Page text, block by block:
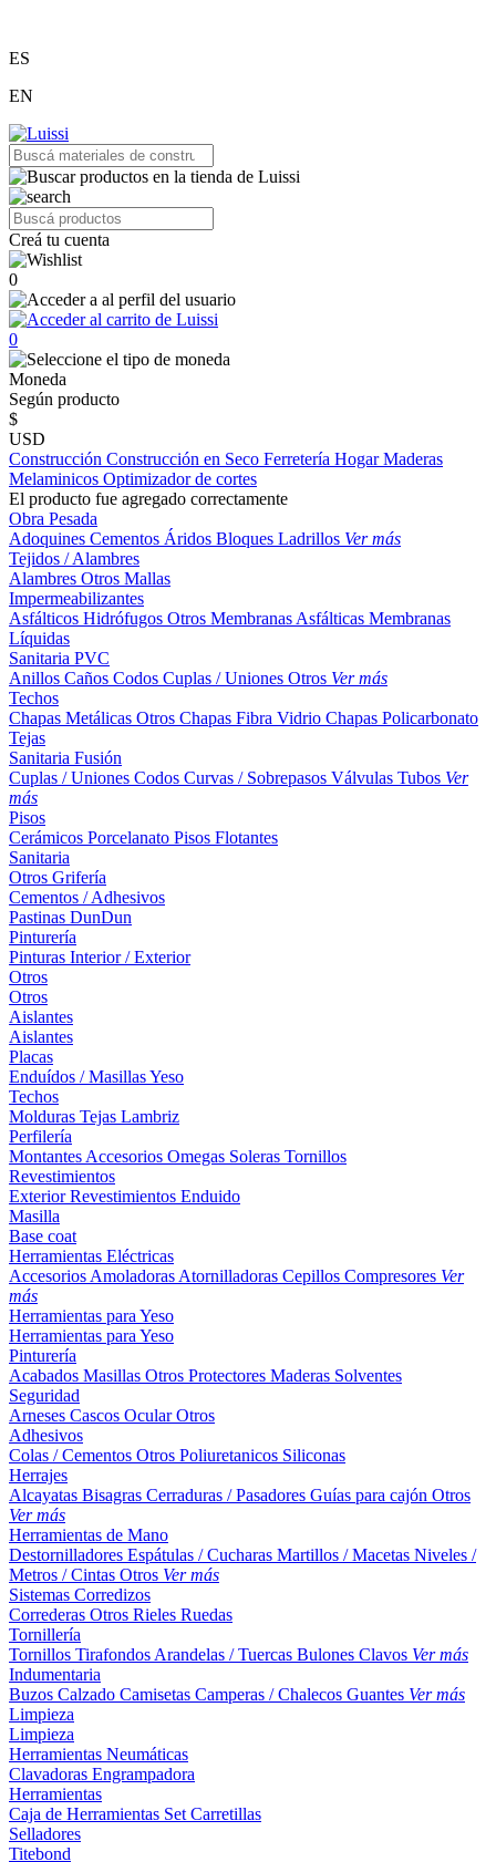
ES
EN
Creá tu cuenta
0
0
Moneda
Según producto
$
USD
Construcción Construcción en Seco Ferretería HogarMaderas
Melaminicos Optimizador de cortes
El producto fue agregado correctamente
Obra Pesada
Adoquines Cementos Áridos Bloques Ladrillos Ver más
Tejidos / Alambres
Alambres Otros Mallas
Impermeabilizantes
Asfálticos Hidrófugos Otros Membranas Asfálticas Membranas
Líquidas
Sanitaria PVC
Anillos Caños Codos Cuplas / Uniones Otros Ver más
Techos
Chapas Metálicas Otros Chapas Fibra Vidrio Chapas Policarbonato
Tejas
Sanitaria Fusión
Cuplas / Uniones Codos Curvas / Sobrepasos Válvulas Tubos Ver
más
Pisos
Cerámicos Porcelanato Pisos Flotantes
Sanitaria
Otros Grifería
Cementos / Adhesivos
Pastinas DunDun
Pinturería
Pinturas Interior / Exterior
Otros
Otros
Aislantes
Aislantes
Placas
Enduídos / MasillasYeso
Techos
Molduras Tejas Lambriz
Perfilería
Montantes Accesorios Omegas Soleras Tornillos
Revestimientos
ExteriorRevestimientos Enduido
Masilla
Base coat
Herramientas Eléctricas
Accesorios Amoladoras Atornilladoras Cepillos Compresores Ver
más
Herramientas para Yeso
Herramientas para Yeso
Pinturería
Acabados Masillas Otros Protectores Maderas Solventes
Seguridad
Arneses Cascos OcularOtros
Adhesivos
Colas / Cementos Otros Poliuretanicos Siliconas
Herrajes
Alcayatas Bisagras Cerraduras / Pasadores Guías para cajón Otros
Ver más
Herramientas de Mano
Destornilladores Espátulas / Cucharas Martillos / Macetas Niveles /
Metros / Cintas Otros Ver más
Sistemas Corredizos
Correderas Otros Rieles Ruedas
Tornillería
Tornillos Tirafondos Arandelas / Tuercas Bulones Clavos Ver más
Indumentaria
Buzos Calzado Camisetas Camperas / Chalecos Guantes Ver más
Limpieza
Limpieza
Herramientas Neumáticas
Clavadoras Engrampadora
Herramientas
Caja de Herramientas Set Carretillas
Selladores
Titebond